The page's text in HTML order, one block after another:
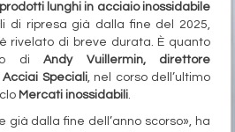
prodotti lunghi in acciaio inossidabile
di ripresa già dalla fine del 2025,
rivelato di breve durata. È quanto
diAndy Vuillermin, direttore
Speciali, nel corso dell’ultimo
Mercati inossidabili.
già dalla fine dell’anno scorso», ha